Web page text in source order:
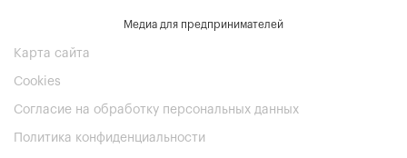
Медиа для предпринимателей
Карта сайта
Cookies
Согласие на обработку персональных данных
Политика конфиденциальности